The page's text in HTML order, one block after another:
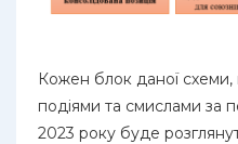
Кожен блок даної схеми,
подіями та смислами за
2023 року буде